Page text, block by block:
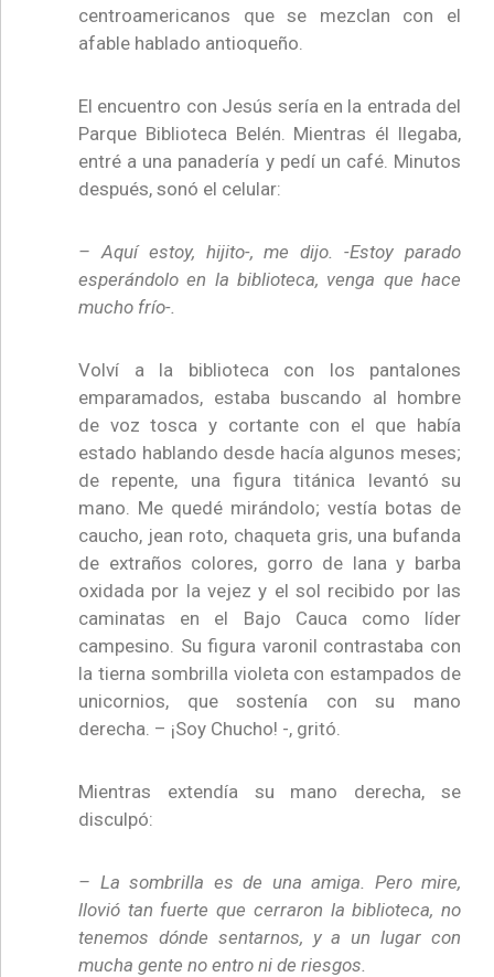
centroamericanos que se mezclan con el
afable hablado antioqueño.
El encuentro con Jesús sería en la entrada del
Parque Biblioteca Belén. Mientras él llegaba,
entré a una panadería y pedí un café. Minutos
después, sonó el celular:
– Aquí estoy, hijito-, me dijo. -Estoy parado
esperándolo en la biblioteca, venga que hace
mucho frío-.
Volví a la biblioteca con los pantalones
emparamados, estaba buscando al hombre
de voz tosca y cortante con el que había
estado hablando desde hacía algunos meses;
de repente, una figura titánica levantó su
mano. Me quedé mirándolo; vestía botas de
caucho, jean roto, chaqueta gris, una bufanda
de extraños colores, gorro de lana y barba
oxidada por la vejez y el sol recibido por las
caminatas en el Bajo Cauca como líder
campesino. Su figura varonil contrastaba con
la tierna sombrilla violeta con estampados de
unicornios, que sostenía con su mano
derecha. – ¡Soy Chucho! -, gritó.
Mientras extendía su mano derecha, se
disculpó:
– La sombrilla es de una amiga. Pero mire,
llovió tan fuerte que cerraron la biblioteca, no
tenemos dónde sentarnos, y a un lugar con
mucha gente no entro ni de riesgos.